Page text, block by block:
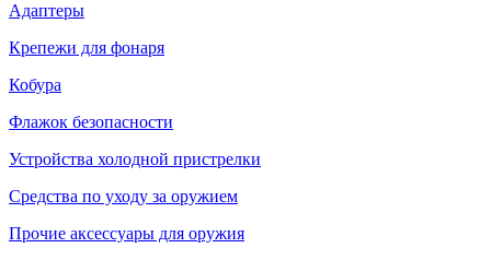
Адаптеры
Крепежи для фонаря
Кобура
Флажок безопасности
Устройства холодной пристрелки
Средства по уходу за оружием
Прочие аксессуары для оружия